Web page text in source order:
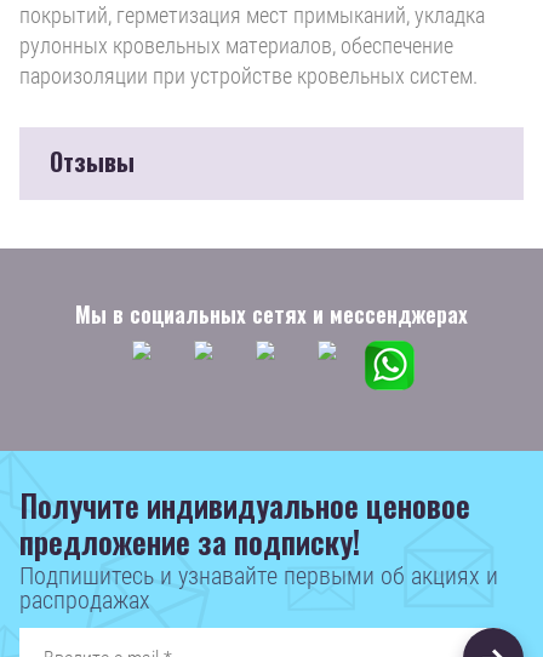
покрытий, герметизация мест примыканий, укладка
рулонных кровельных материалов, обеспечение
пароизоляции при устройстве кровельных систем.
Отзывы
Мы в социальных сетях и мессенджерах
Получите индивидуальное ценовое
предложение за подписку!
Подпишитесь и узнавайте первыми об акциях и
распродажах